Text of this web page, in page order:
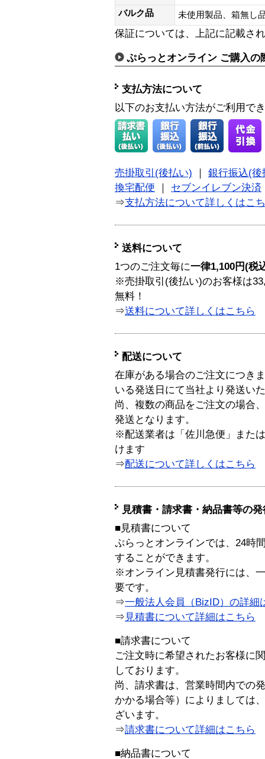
バルク品
未使用製品、箱無
保証については、上記に記載さ
ぷらっとオンライン ご購入の
支払方法について
以下のお支払い方法がご利用で
売掛取引(後払い)
銀行振込(後
換宅配便
セブンイレブン決済
⇒支払方法について詳しくはこ
送料について
1つのご注文毎に一律1,100円(税
※売掛取引(後払い)のお客様は
無料！
⇒送料について詳しくはこちら
配送について
在庫がある場合のご注文につき
いる発送日にて当社より発送い
尚、複数の商品をご注文の場合
発送となります。
※配送業者は「佐川急便」また
けます
⇒配送について詳しくはこちら
見積書・請求書・納品書等の
■見積書について
ぷらっとオンラインでは、24時
することができます。
※オンライン見積書発行には、
要です。
⇒一般法人会員（BizID）の詳細
⇒ 見積書について詳細はこちら
■請求書について
ご注文時に希望されたお客様に
しております。
尚、請求書は、営業時間内での
かかる場合等）によりましては
ざいます。
⇒請求書について詳細はこちら
■納品書について